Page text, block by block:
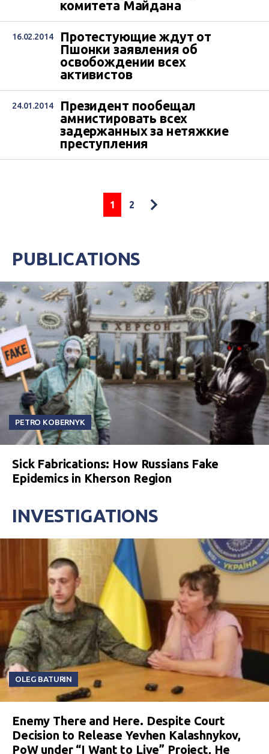
комитета Майдана
16.02.2014
Протестующие ждут от
Пшонки заявления об
освобождении всех
активистов
24.01.2014
Президент пообещал
амнистировать всех
задержанных за нетяжкие
преступления
1 2
PUBLICATIONS
PETRO KOBERNYK
Sick Fabrications: How Russians Fake
Epidemics in Kherson Region
INVESTIGATIONS
OLEG BATURIN
Enemy There and Here. Despite Court
Decision to Release Yevhen Kalashnykov,
PoW under “I Want to Live” Project, He